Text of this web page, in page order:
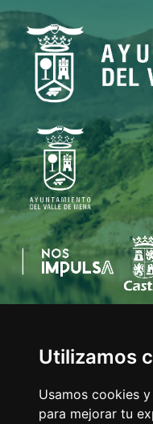
Utilizamos
Usamos cookies
para mejorar tu
C/